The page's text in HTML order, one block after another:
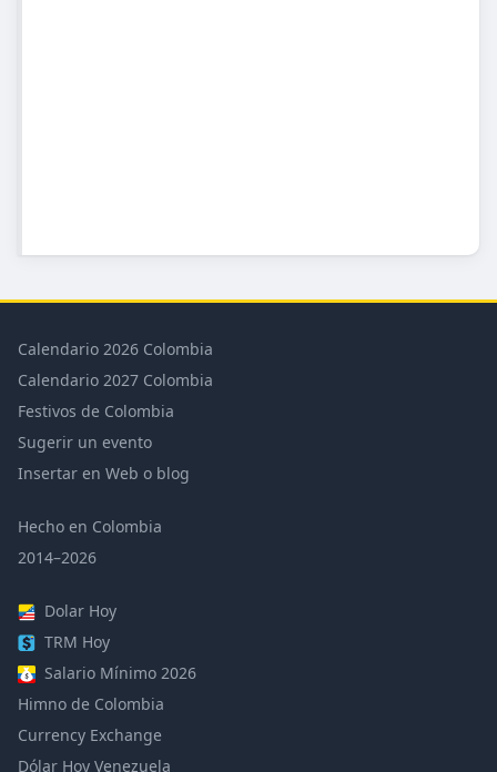
Calendario 2026 Colombia
Calendario 2027 Colombia
Festivos de Colombia
Sugerir un evento
Insertar en Web o blog
Hecho en Colombia
2014–2026
Dolar Hoy
TRM Hoy
Salario Mínimo 2026
Himno de Colombia
Currency Exchange
Dólar Hoy Venezuela